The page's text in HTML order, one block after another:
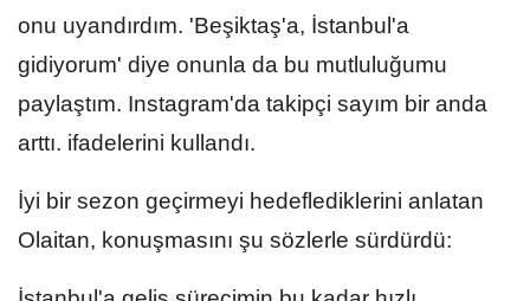
onu uyandırdım. 'Beşiktaş'a, İstanbul'a
gidiyorum' diye onunla da bu mutluluğumu
paylaştım. Instagram'da takipçi sayım bir anda
arttı. ifadelerini kullandı.
İyi bir sezon geçirmeyi hedeflediklerini anlatan
Olaitan, konuşmasını şu sözlerle sürdürdü: